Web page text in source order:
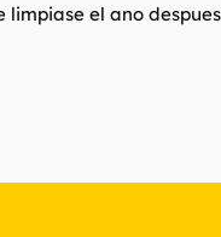
limpiase el ano